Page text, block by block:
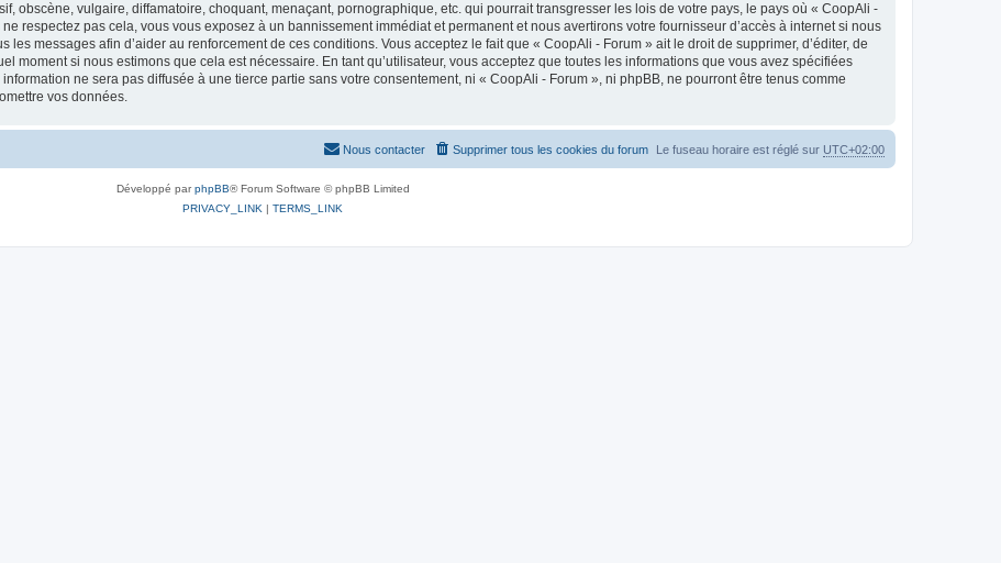
obscène, vulgaire, diffamatoire, choquant, menaçant, pornographique, etc. qui pourrait transgresser les lois de votre pays, le pays où « CoopAli -
respectez pas cela, vous vous exposez à un bannissement immédiat et permanent et nous avertirons votre fournisseur d’accès à internet si nous
les messages afin d’aider au renforcement de ces conditions. Vous acceptez le fait que « CoopAli - Forum » ait le droit de supprimer, d’éditer, de
moment si nous estimons que cela est nécessaire. En tant qu’utilisateur, vous acceptez que toutes les informations que vous avez spécifiées
ne sera pas diffusée à une tierce partie sans votre consentement, ni « CoopAli - Forum », ni phpBB, ne pourront être tenus comme
vos données.
Le fuseau horaire est réglé sur UTC+02:00
Supprimer tous les cookies du forum
Nous contacter
Développé parphpBB® Forum Software © phpBB Limited
PRIVACY_LINK | TERMS_LINK